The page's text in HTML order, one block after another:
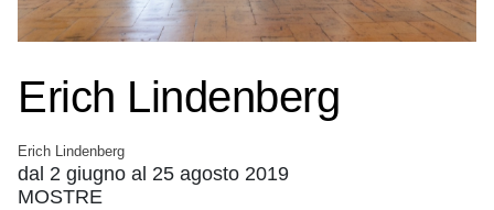
Erich Lindenberg
Erich Lindenberg
dal 2 giugno al 25 agosto 2019
MOSTRE